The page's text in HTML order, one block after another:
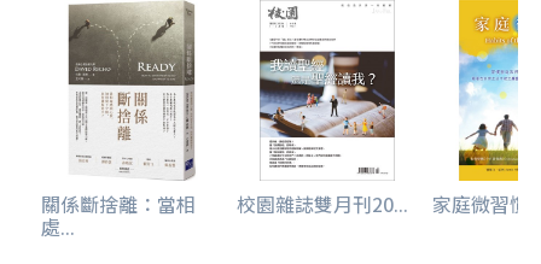
努力地試著做一些為孩子好的事情。為人父母，當我們知道
自己犯了某些教養錯誤時，幾乎總是能夠立刻著手改進。這
本書的用意並不在於羞辱父母，或是讓父母覺得自己很失
敗。事實上，在這本書中，你會看到許多慈愛又善良的父
母，但是就根本上來說，他們仍然在某些點上忽視了他們的
孩子。在教養孩子的時候，所有父母都會偶爾犯下一些不會
造成任何真實傷害的情感忽視行為，一直到事態擴大，孩子
開始在情感上「挨餓」，問題才會顯露出來。
關係斷捨離：當相
處...
校園雜誌雙月刊20... 家庭微習慣